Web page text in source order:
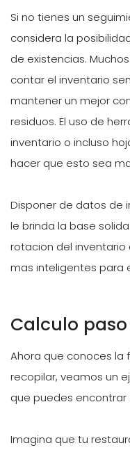
Si no tienes un
considera la
de existencias.
contar el inventario
mantener un mejor
residuos. El uso de
inventario o incluso
hacer que esto sea
Disponer de datos de
le brinda la base
rotacion del
mas inteligentes para
Calculo
Ahora que conoces la
recopilar, veamos un
que puedes
Imagina que tu